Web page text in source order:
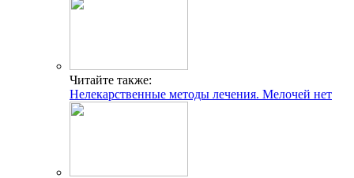
Читайте также:
Нелекарственные методы лечения. Мелочей нет